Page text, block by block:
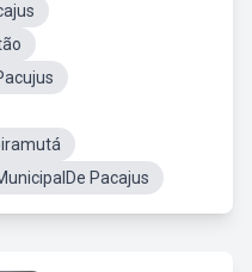
Pacajus